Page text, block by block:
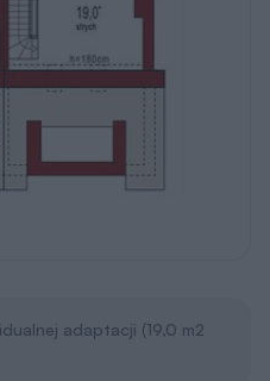
adaptacji (19,0 m2